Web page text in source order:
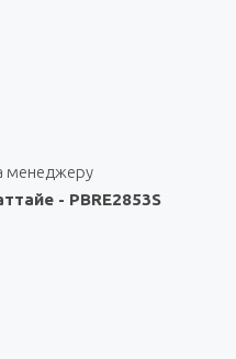
менеджеру
- PBRE2853S